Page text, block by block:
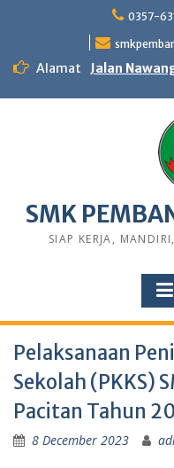
0357-
Alamat Jalan
SMK
SIAP KERJA,
Pelaksanaan
Sekolah (PKKS)
Pacitan Tahun
8 December 2023